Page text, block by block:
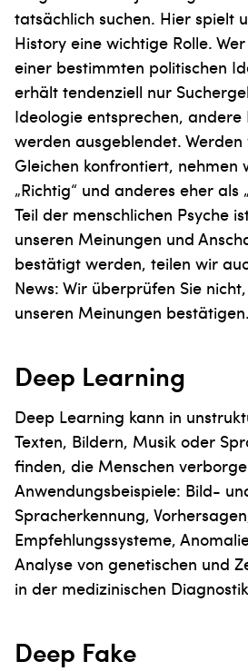
tatsächlich suchen. Hier spielt
History eine wichtige Rolle.
einer bestimmten politischen
erhält tendenziell nur
Ideologie entsprechen,
werden ausgeblendet.
Gleichen konfrontiert, nehmen
„Richtig“ und anderes eher als
Teil der menschlichen Psyche
unseren Meinungen und
bestätigt werden, teilen wir
News: Wir überprüfen Sie
unseren Meinungen bestätigen.
Deep Learning
Deep Learning kann in
Texten, Bildern, Musik oder
finden, die Menschen
Anwendungsbeispiele: Bild-
Spracherkennung,
Empfehlungssysteme,
Analyse von genetischen und
in der medizinischen
Deep Fake